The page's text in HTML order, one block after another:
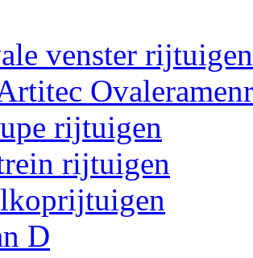
venster rijtuigen
rijtuigen
rijtuigen
D